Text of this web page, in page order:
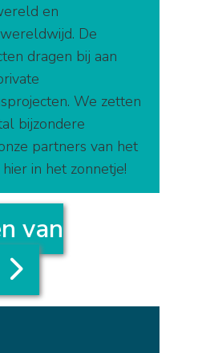
en
De
dragen bij aan
We zetten
bijzondere
partners van het
in het zonnetje!
van